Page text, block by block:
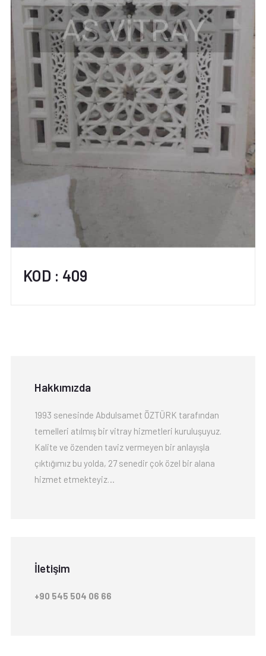
KOD : 409
Hakkımızda
1993 senesinde Abdulsamet ÖZTÜRK tarafından
temelleri atılmış bir vitray hizmetleri kuruluşuyuz.
Kalite ve özenden taviz vermeyen bir anlayışla
çıktığımız bu yolda, 27 senedir çok özel bir alana
hizmet etmekteyiz…
İletişim
+90 545 504 06 66